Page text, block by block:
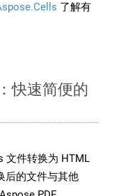
了解有
快速简便的
文件转换为 HTML
后的文件与其他